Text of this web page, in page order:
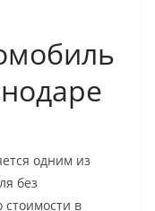
одним из
без
стоимости в